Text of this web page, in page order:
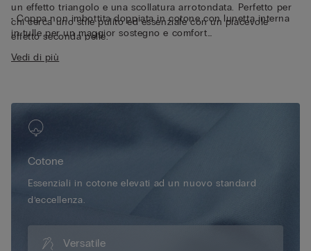
un effetto triangolo e una scollatura arrotondata. Perfetto per
chi cerca uno stile pulito ed essenziale con un piacevole
effetto seconda pelle.
• Coppa non imbottita doppiata in cotone con lunetta interna
in tulle per un maggior sostegno e comfort
• Tubetto che contiene il ferretto in cotone
• Spallina rivestita in cotone regolabile nella parte posteriore
• Ottimo sostegno
• Effetto naturale
85B / 42B
Vedi di più
Cotone
Essenziali in cotone elevati ad un nuovo standard
d’eccellenza.
Versatile